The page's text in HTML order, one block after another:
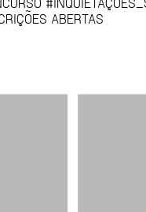
ABERTAS